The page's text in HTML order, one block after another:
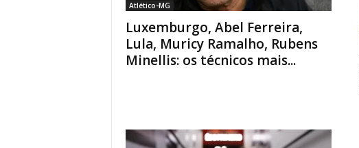
Atlético-MG
Luxemburgo, Abel Ferreira,
Lula, Muricy Ramalho, Rubens
Minellis: os técnicos mais...